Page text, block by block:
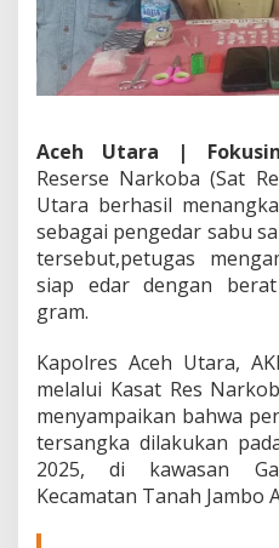
T
a
n
g
k
p
P
o
l
i
s
i
K
e
n
a
M
e
n
g
Aceh Utara |
Reserse Narkoba (Sat
Utara berhasil
sebagai pengedar sabu
tersebut,petugas
siap edar dengan
gram.
Kapolres Aceh Utara,
melalui Kasat Res
menyampaikan bahwa
tersangka dilakukan
2025, di kawasan
Kecamatan Tanah Jambo